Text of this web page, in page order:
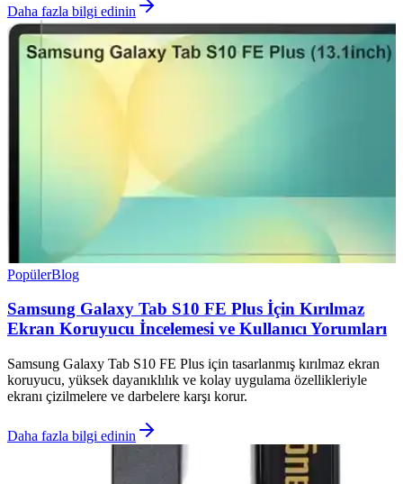
Daha fazla bilgi edinin
PopülerBlog
Samsung Galaxy Tab S10 FE Plus İçin Kırılmaz
Ekran Koruyucu İncelemesi ve Kullanıcı Yorumları
Samsung Galaxy Tab S10 FE Plus için tasarlanmış kırılmaz ekran
koruyucu, yüksek dayanıklılık ve kolay uygulama özellikleriyle
ekranı çizilmelere ve darbelere karşı korur.
Daha fazla bilgi edinin